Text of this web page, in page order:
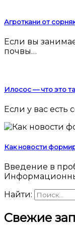
Агроткани от
Если вы занимаетесь огородом или садоводством, то наверняка сталкивались с проблемой сорняков. Они мешают росту культурных растений, забирают у
почвы…
Илосос — что это
Если у вас
Как новости
Введение в проблему восприятия новостей в информационную эпоху Современный человек погружен в поток новостей 24 часа в сутки.
Найти:
Свежие